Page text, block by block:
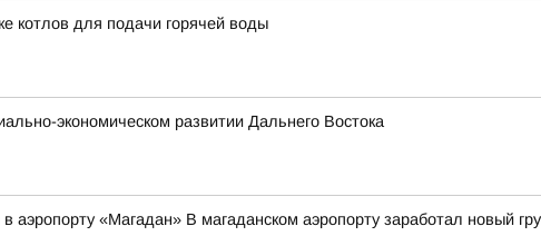
котлов для подачи горячей воды
экономическом развитии Дальнего Востока
аэропорту «Магадан» В магаданском аэропорту заработал новый